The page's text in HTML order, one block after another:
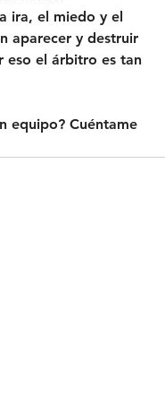
ira, el miedo y el
aparecer y destruir
eso el árbitro es tan
equipo? Cuéntame